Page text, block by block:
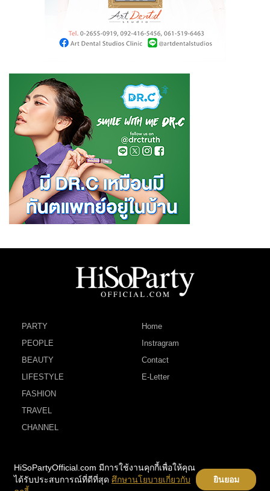
PARTY
PEOPLE
BEAUTY
LIFESTYLE
FASHION
TRAVEL
CHANNEL
Home
Instragram
Contact
E-Letter
HiSoPartyOfficial.com มีการใช้งานคุกกี้เพื่อให้คุณ
ได้รับประสบการณ์ที่ดีที่สุด ศึกษานโยบายเกี่ยวกับ
ยินยอม